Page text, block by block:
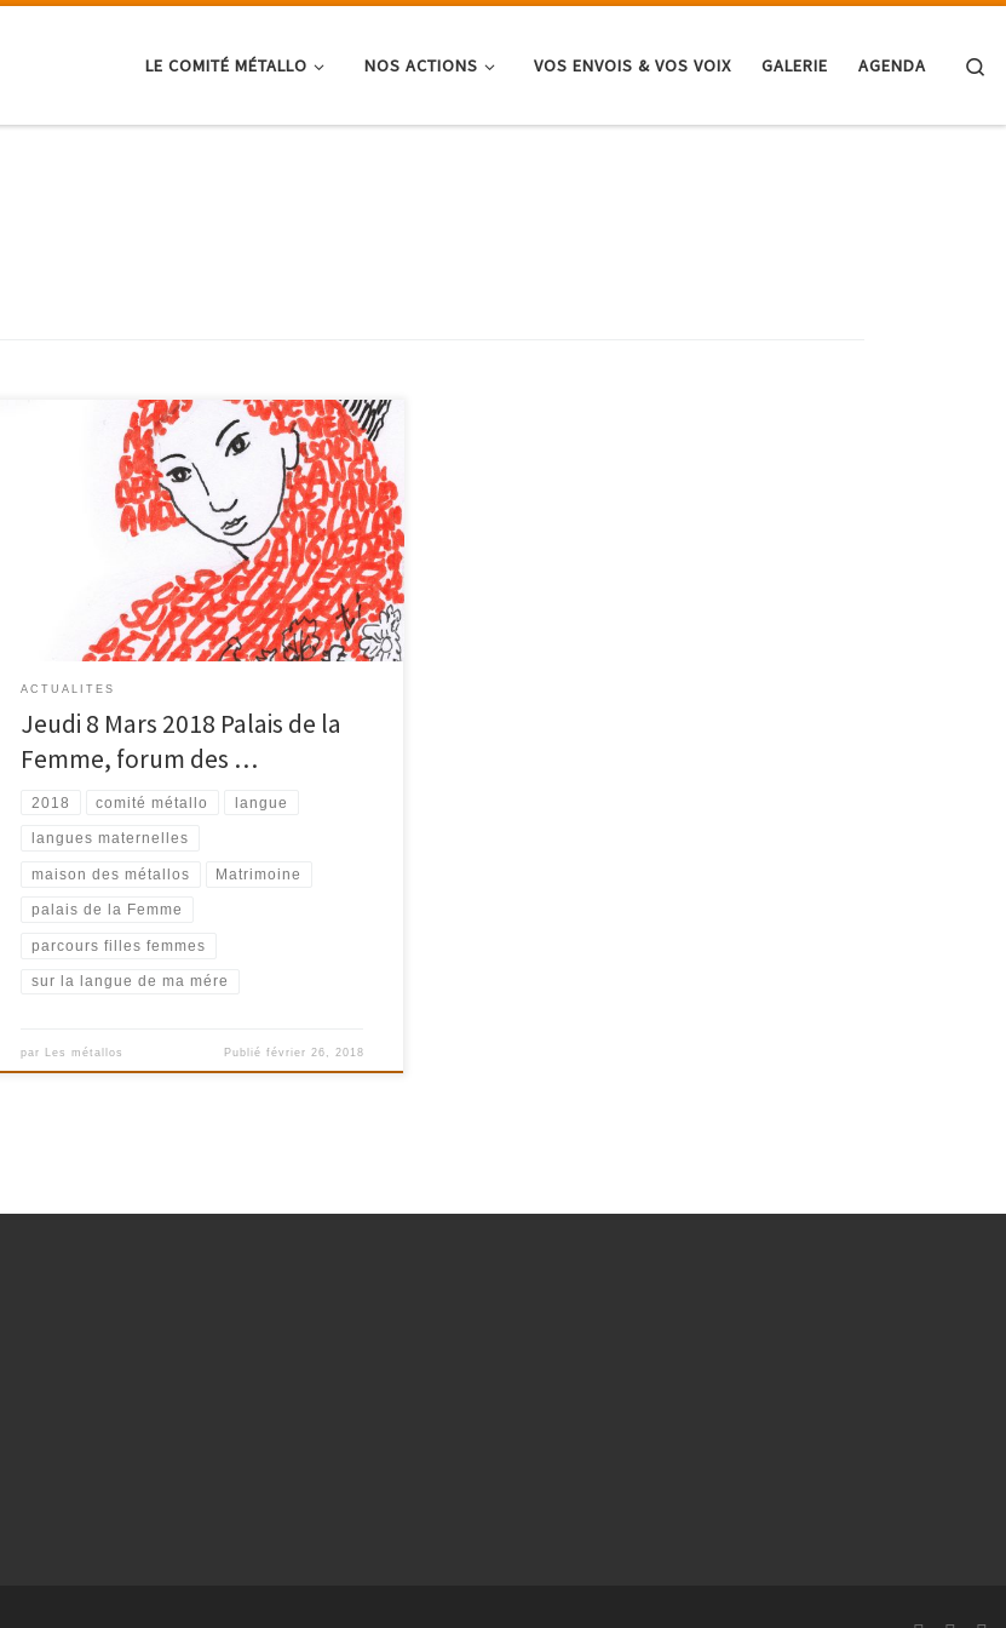
LE COMITÉ MÉTALLO NOS ACTIONS VOS ENVOIS & VOS VOIX GALERIE AGENDA
15ème Parcours Filles Femmes 2018 du 8 au 25 mars
SUR LA LANGUE DE MA MÈRE, en-quête et trocs de
Matrimoines Les LANGUES MATERNELLES nous
engendrent et construisent notre pensée, impulsent
les rythmes de nos corps, et bercent de leur musique
nos oreilles. Langue-matrice de l’enfance, mots de
ACTUALITES
Jeudi 8 Mars 2018 Palais de la
Femme, forum des …
2018 comité métallo langue
langues maternelles
maison des métallos Matrimoine
palais de la Femme
parcours filles femmes
sur la langue de ma mére
par Les métallos Publié février 26, 2018